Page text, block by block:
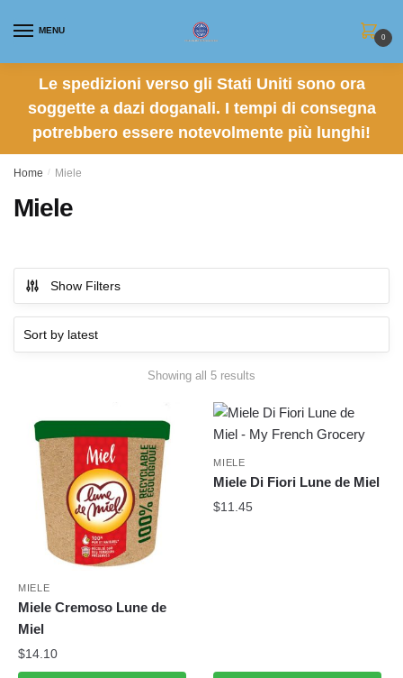
MENU
0
Le spedizioni verso gli Stati Uniti sono ora
soggette a dazi doganali. I tempi di consegna
potrebbero essere notevolmente più lunghi!
Home / Miele
Miele
Show Filters
Showing all 5 results
latest
MIELE
Miele Cremoso Lune de
Miel
$14.10
MIELE
Miele Di Fiori Lune de Miel
$11.45